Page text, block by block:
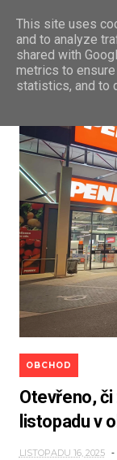
OBCHOD
Otevřeno,
listopadu v
LISTOPADU 16, 2025
This site uses
and to analyze
shared with
metrics to
statistics, and to